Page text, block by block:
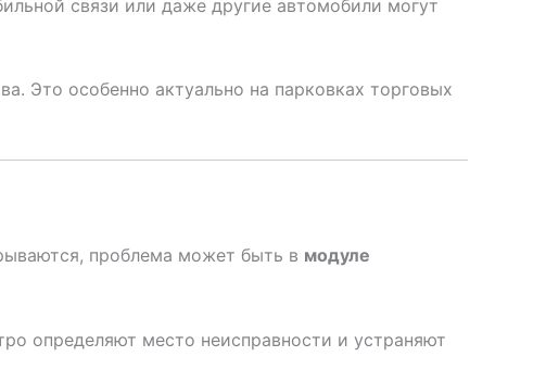
связи или даже другие автомобили могут
Это особенно актуально на парковках торговых
проблема может быть в модуле
определяют место неисправности и устраняют